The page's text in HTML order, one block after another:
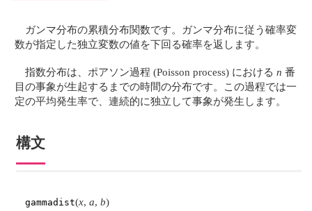
ガンマ分布の累積分布関数です。ガンマ分布に従う確率変
数が指定した独立変数の値を下回る確率を返します。
指数分布は、ポアソン過程 (Poisson process) におけるn 番
目の事象が生起するまでの時間の分布です。この過程では一
定の平均発生率で、連続的に独立して事象が発生します。
構文
gammadist(x,a,b)